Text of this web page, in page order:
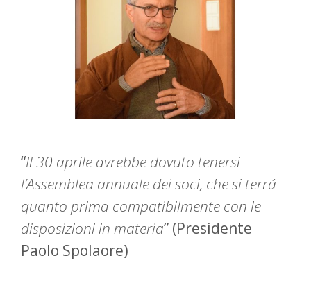
“Il 30 aprile avrebbe dovuto tenersi
l’Assemblea annuale dei soci, che si terrá
quanto prima compatibilmente con le
disposizioni in materia” (Presidente
Paolo Spolaore)